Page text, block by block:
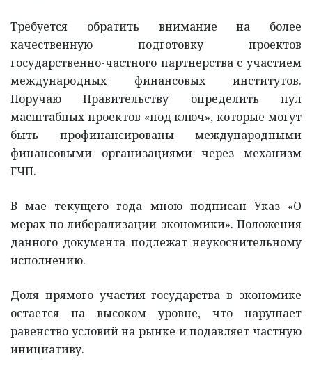
Требуется обратить внимание на более
качественную подготовку проектов
государственно-частного партнерства с участием
международных финансовых институтов.
Поручаю Правительству определить пул
масштабных проектов «под ключ», которые могут
быть профинансированы международными
финансовыми организациями через механизм
ГЧП.
В мае текущего года мною подписан Указ «О
мерах по либерализации экономики». Положения
данного документа подлежат неукоснительному
исполнению.
Доля прямого участия государства в экономике
остается на высоком уровне, что нарушает
равенство условий на рынке и подавляет частную
инициативу.